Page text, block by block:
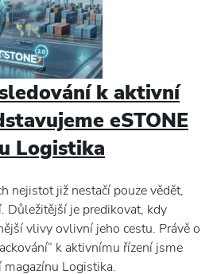
k aktivní
eSTONE
Logistika
nejistot již nestačí pouze vědět,
Důležitější je predikovat, kdy
vlivy ovlivní jeho cestu. Právě o
k aktivnímu řízení jsme
Logistika.